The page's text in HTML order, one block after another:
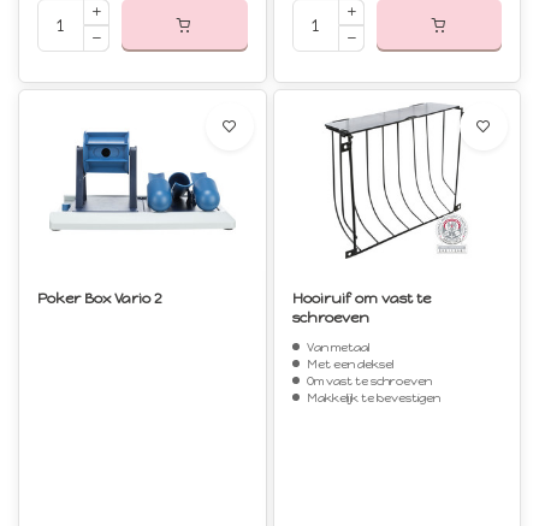
Poker Box Vario 2
Hooiruif om vast te
schroeven
Van metaal
Met een deksel
Om vast te schroeven
Makkelijk te bevestigen